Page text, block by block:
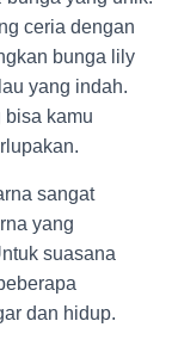
ceria dengan
bunga lily
yang indah.
kamu
sangat
yang
suasana
dan hidup.